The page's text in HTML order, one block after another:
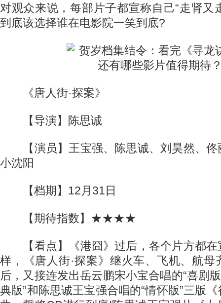
对观众来说，每部片子都宣称自己“走肾又
到底该选择谁在电影院一笑到底?
《唐人街·探案》
【导演】陈思诚
【演员】王宝强、陈思诚、刘昊然、佟
小沈阳
【档期】12月31日
【期待指数】★★★★
【看点】《港囧》过后，各个片方都在
样，《唐人街·探案》继火车、飞机、航母
后，又接连发出岳云鹏宋小宝合唱的“喜剧
典版”和陈思诚王宝强合唱的“情怀版”三版